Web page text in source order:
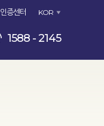
인증센터 KOR
1588 - 2145